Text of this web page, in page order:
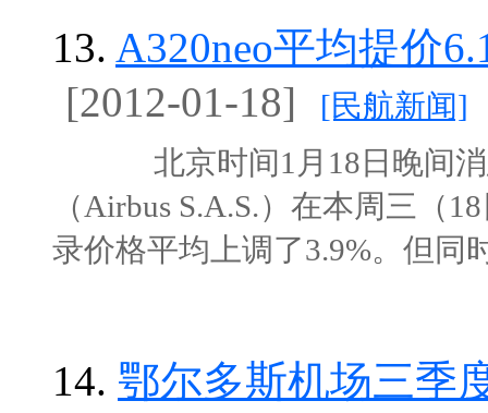
13. A320neo平均提价
[2012-01-18]
[民航新闻]
北京时间1月18日晚间消
（Airbus S.A.S.）在本周三（
录价格平均上调了3.9%。但同
14. 鄂尔多斯机场三季